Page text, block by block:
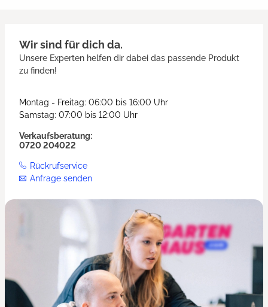
Wir sind für dich da.
Unsere Experten helfen dir dabei das passende Produkt
zu finden!
Montag - Freitag: 06:00 bis 16:00 Uhr
Samstag: 07:00 bis 12:00 Uhr
Verkaufsberatung:
0720 204022
Rückrufservice
Anfrage senden